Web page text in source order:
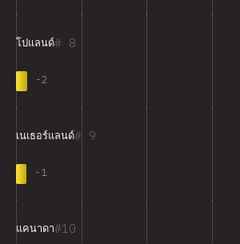
8
โปแลนด์
-2
9
เนเธอร์แลนด์
-1
10
แคนาดา